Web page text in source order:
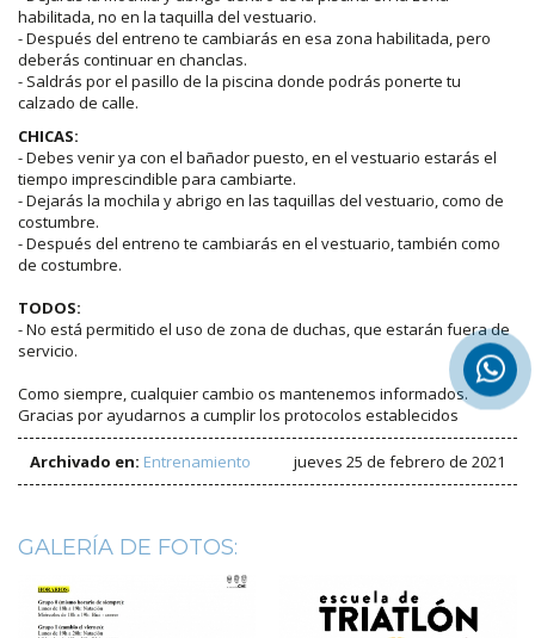
habilitada, no en la taquilla del vestuario.
- Después del entreno te cambiarás en esa zona habilitada, pero
deberás continuar en chanclas.
- Saldrás por el pasillo de la piscina donde podrás ponerte tu
calzado de calle.
CHICAS:
- Debes venir ya con el bañador puesto, en el vestuario estarás el
tiempo imprescindible para cambiarte.
- Dejarás la mochila y abrigo en las taquillas del vestuario, como de
costumbre.
- Después del entreno te cambiarás en el vestuario, también como
de costumbre.
TODOS:
- No está permitido el uso de zona de duchas, que estarán fuera de
servicio.
Como siempre, cualquier cambio os mantenemos informados.
Gracias por ayudarnos a cumplir los protocolos establecidos
Archivado en: Entrenamiento jueves 25 de febrero de 2021
GALERÍA DE FOTOS: